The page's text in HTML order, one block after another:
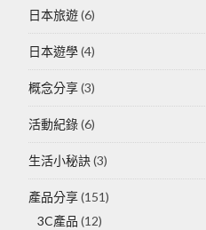
日本旅遊(6)
日本遊學(4)
概念分享(3)
活動紀錄(6)
生活小秘訣(3)
產品分享(151)
3C產品 (12)